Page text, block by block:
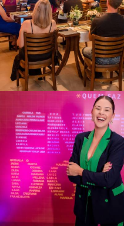
542
774